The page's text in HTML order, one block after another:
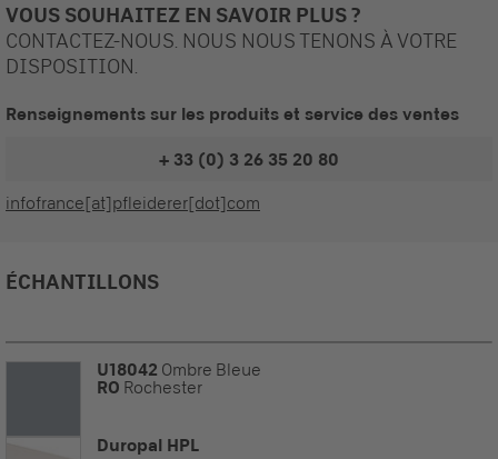
VOUS SOUHAITEZ EN SAVOIR PLUS ?
CONTACTEZ-NOUS. NOUS NOUS TENONS À VOTRE
DISPOSITION.
Renseignements sur les produits et service des ventes
+ 33 (0) 3 26 35 20 80
infofrance[at]pfleiderer[dot]com
ÉCHANTILLONS
U18042 Ombre Bleue
RO Rochester
Duropal HPL